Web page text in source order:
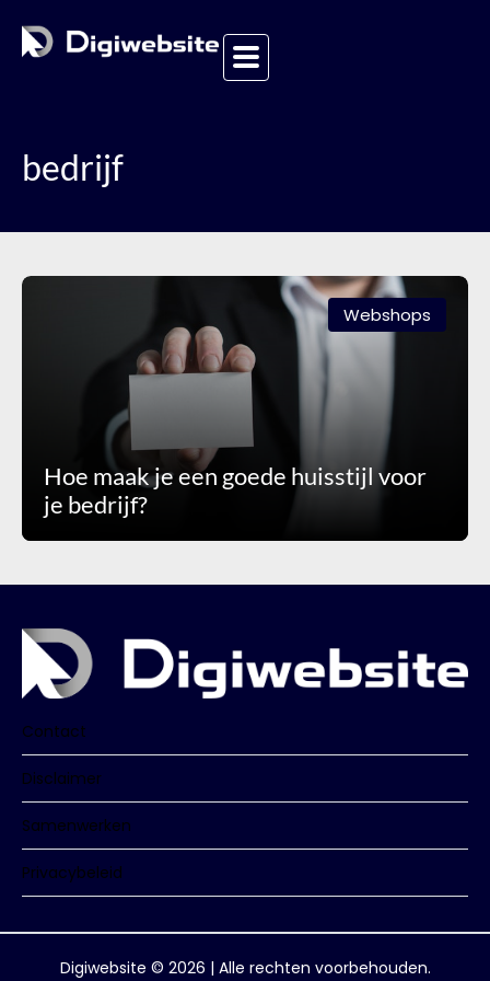
bedrijf
Webshops
Hoe maak je een goede huisstijl voor
je bedrijf?
Contact
Disclaimer
Samenwerken
Privacybeleid
Digiwebsite © 2026 | Alle rechten voorbehouden.